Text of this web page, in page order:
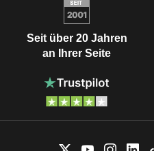
Seit über 20 Jahren
an Ihrer Seite